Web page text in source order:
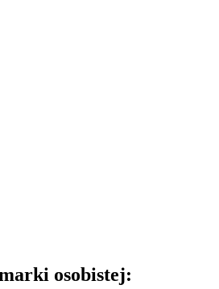
osobistej: